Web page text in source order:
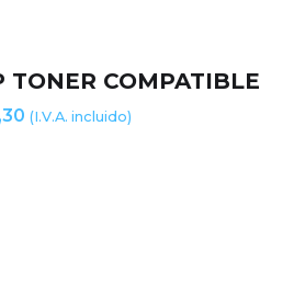
TONER COMPATIBLE
(I.V.A. incluido)